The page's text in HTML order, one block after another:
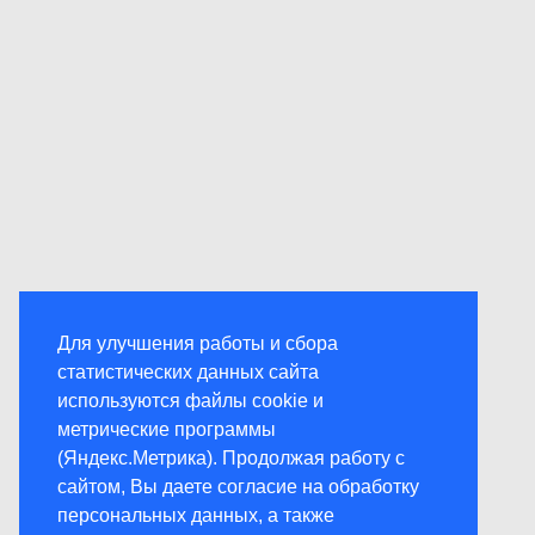
Для улучшения работы и сбора
статистических данных сайта
используются файлы cookie и
метрические программы
(Яндекс.Метрика). Продолжая работу с
сайтом, Вы даете согласие на обработку
персональных данных, а также